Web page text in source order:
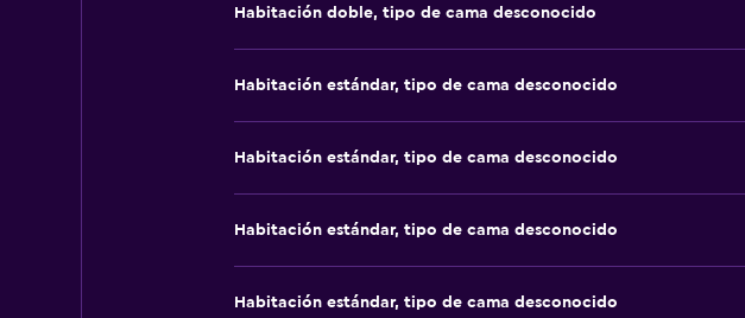
Habitación doble, tipo de cama desconocido
Habitación estándar, tipo de cama desconocido
Habitación estándar, tipo de cama desconocido
Habitación estándar, tipo de cama desconocido
Habitación estándar, tipo de cama desconocido